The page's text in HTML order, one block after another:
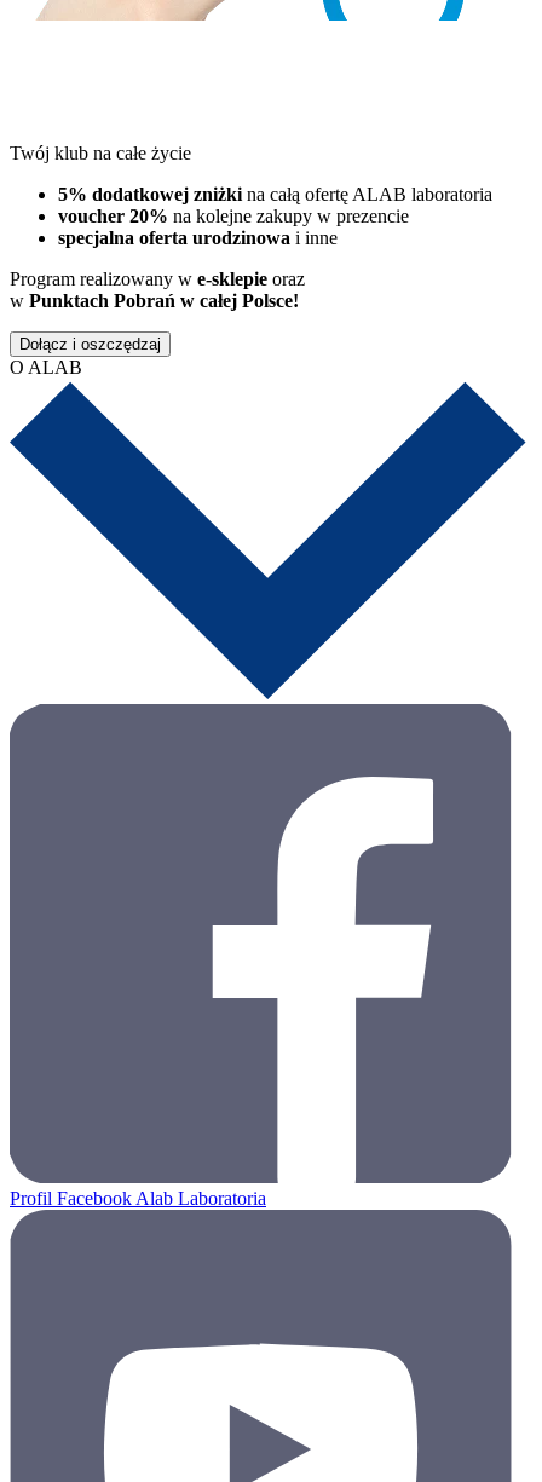
Twój klub na całe życie
5% dodatkowej zniżki na całą ofertę ALAB laboratoria
voucher 20% na kolejne zakupy w prezencie
specjalna oferta urodzinowa i inne
Program realizowany w e-sklepie oraz
w Punktach Pobrań w całej Polsce!
Dołącz i oszczędzaj
O ALAB
Profil Facebook Alab Laboratoria